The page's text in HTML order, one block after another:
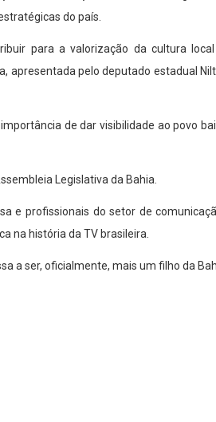
do país.
para a valorização da cultura
apresentada pelo deputado estadual
de dar visibilidade ao povo
Legislativa da Bahia.
e profissionais do setor de
na história da TV brasileira.
a ser, oficialmente, mais um filho da